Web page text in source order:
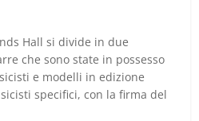
Hall si divide in due
che sono state in possesso
e modelli in edizione
specifici, con la firma del